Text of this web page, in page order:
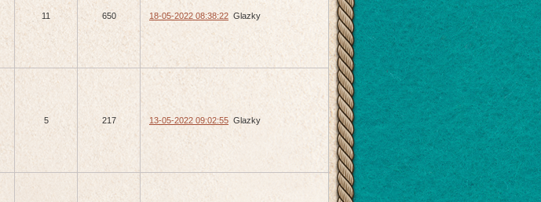
11 650 18-05-2022 08:38:22 Glazky
5 217 13-05-2022 09:02:55 Glazky